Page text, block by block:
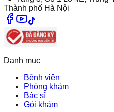
Thành phố Hà Nội
Danh mục
Bệnh viện
Phòng khám
Bác sĩ
Gói khám